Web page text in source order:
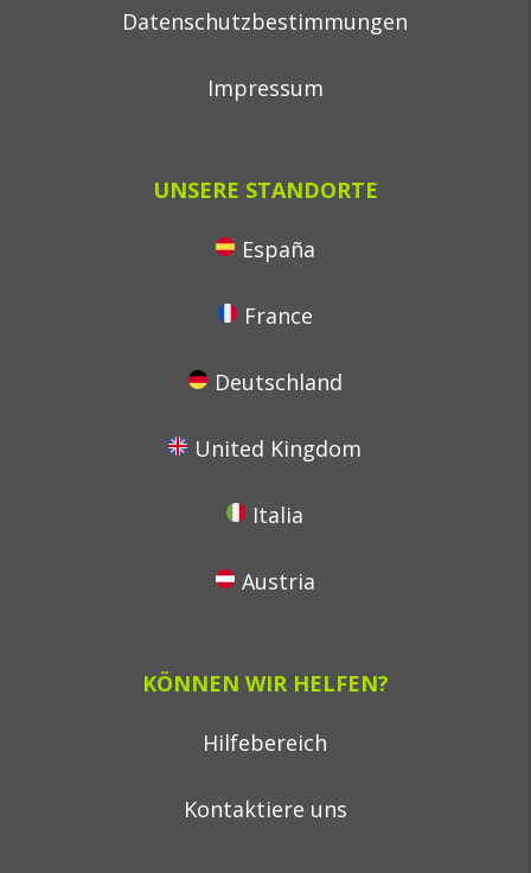
Datenschutzbestimmungen
Impressum
UNSERE STANDORTE
España
France
Deutschland
United Kingdom
Italia
Austria
KÖNNEN WIR HELFEN?
Hilfebereich
Kontaktiere uns